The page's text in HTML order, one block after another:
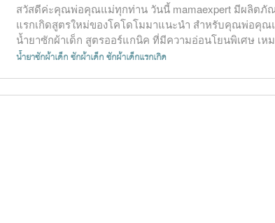
สวัสดีค่ะคุณพ่อคุณแม่ทุกท่าน วันนี้ mamaexpert มีผลิตภั
แรกเกิดสูตรใหม่ของโคโดโมมาแนะนำ สำหรับคุณพ่อคุณ
น้ำยาซักผ้าเด็ก สูตรออร์แกนิค ที่มีความอ่อนโยนพิเศษ เห
น้ำยาซักผ้าเด็กซักผ้าเด็กซักผ้าเด็กแรกเกิด